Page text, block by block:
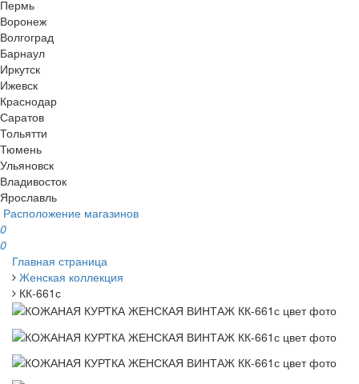
Пермь
Воронеж
Волгоград
Барнаул
Иркутск
Ижевск
Краснодар
Саратов
Тольятти
Тюмень
Ульяновск
Владивосток
Ярославль
Расположение магазинов
0
0
Главная страница
Женская коллекция
КК-661с